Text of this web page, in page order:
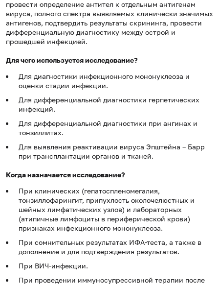
провести определение антител к отдельным антигенам
вируса, полного спектра выявляемых клинически значимых
антигенов, подтвердить результаты скрининга, провести
дифференциальную диагностику между острой и
прошедшей инфекцией.
Для чего используется исследование?
Для диагностики инфекционного мононуклеоза и
оценки стадии инфекции.
Для дифференциальной диагностики герпетических
инфекций.
Для дифференциальной диагностики при ангинах и
тонзиллитах.
Для выявления реактивации вируса Эпштейна – Барр
при трансплантации органов и тканей.
Когда назначается исследование?
При клинических (гепатоспленомегалия,
тонзиллофарингит, припухлость околочелюстных и
шейных лимфатических узлов) и лабораторных
(атипичные лимфоциты в периферической крови)
признаках инфекционного мононуклеоза.
При сомнительных результатах ИФА-теста, а также в
дополнение и для подтверждения результатов.
При ВИЧ-инфекции.
При проведении иммуносупрессивной терапии после